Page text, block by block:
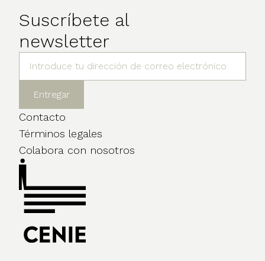
Suscríbete al
newsletter
Contacto
Términos legales
Colabora con nosotros